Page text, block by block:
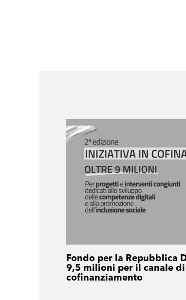
Fondo per la Repubblica
9,5 milioni per il canale di
cofinanziamento